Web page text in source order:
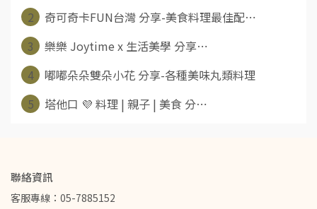
2
奇可奇卡FUN台灣 分享-美食料理最佳配⋯
3
樂樂 Joytime x 生活美學 分享⋯
4
嘟嘟朵朵雙朵小花 分享-各種美味丸類料理
5
塔他口 💜 料理 | 親子 | 美食 分⋯
聯絡資訊
客服專線：05-7885152